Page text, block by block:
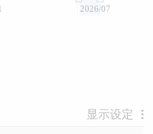
2026/07
显示设定